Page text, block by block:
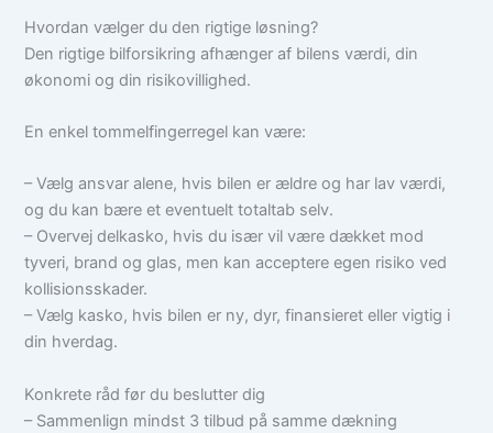
Hvordan vælger du den rigtige løsning?
Den rigtige bilforsikring afhænger af bilens værdi, din
økonomi og din risikovillighed.
En enkel tommelfingerregel kan være:
– Vælg ansvar alene, hvis bilen er ældre og har lav værdi,
og du kan bære et eventuelt totaltab selv.
– Overvej delkasko, hvis du især vil være dækket mod
tyveri, brand og glas, men kan acceptere egen risiko ved
kollisionsskader.
– Vælg kasko, hvis bilen er ny, dyr, finansieret eller vigtig i
din hverdag.
Konkrete råd før du beslutter dig
– Sammenlign mindst 3 tilbud på samme dækning